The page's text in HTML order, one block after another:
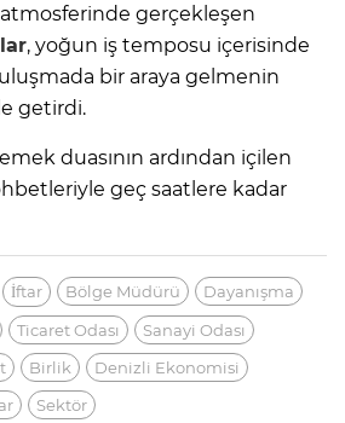
atmosferinde gerçekleşen
, yoğun iş temposu içerisinde
bir araya gelmenin
getirdi.
duasının ardından içilen
geç saatlere kadar
İftar Bölge Müdürü
Dayanışma
Ticaret Odası
Sanayi Odası
Birlik
Denizli Ekonomisi
Sektör